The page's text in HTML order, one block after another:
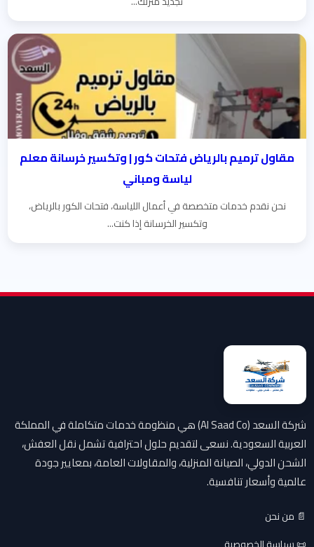
مقاول ترميم بالرياض فتحات كور | وتكسير خرسانة معلم
لياسة ومباني
نحن نقدم خدمات متخصصة في أعمال اللياسة، فتحات الكور بالرياض،
وتكسير الخرسانة إذا كنت...
شركة السعد (Al Saad Co) هي منظومة خدمات متكاملة في المملكة
العربية السعودية. نسعى لتقديم حلول احترافية تشمل نقل العفش،
الشحن الدولي، الصيانة المنزلية، والمقاولات العامة، بمعايير جودة
عالمية وأسعار تنافسية.
📄 من نحن